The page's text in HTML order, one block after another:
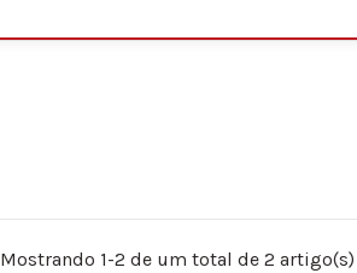
Mostrando 1-2 de um total de 2 artigo(s)